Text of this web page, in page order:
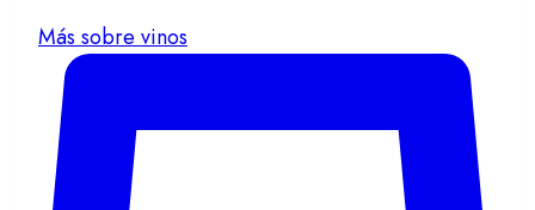
Más sobre vinos